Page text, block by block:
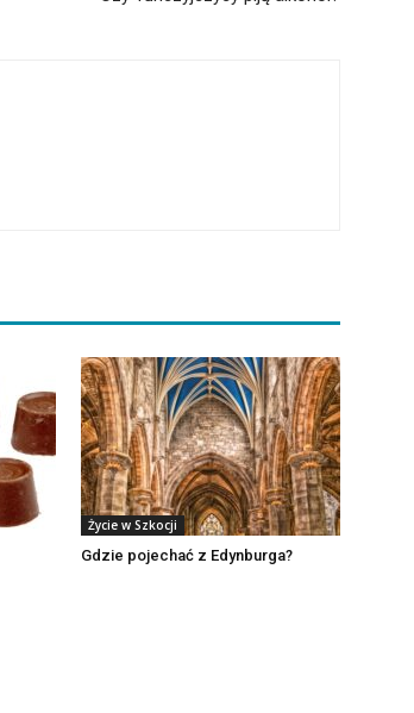
Życie w Szkocji
Gdzie pojechać z Edynburga?